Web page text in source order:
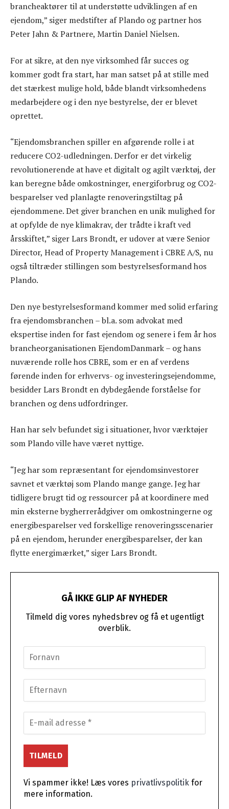
brancheaktører til at understøtte udviklingen af en
ejendom,” siger medstifter af Plando og partner hos
Peter Jahn & Partnere, Martin Daniel Nielsen.
For at sikre, at den nye virksomhed får succes og
kommer godt fra start, har man satset på at stille med
det stærkest mulige hold, både blandt virksomhedens
medarbejdere og i den nye bestyrelse, der er blevet
oprettet.
“Ejendomsbranchen spiller en afgørende rolle i at
reducere CO2-udledningen. Derfor er det virkelig
revolutionerende at have et digitalt og agilt værktøj, der
kan beregne både omkostninger, energiforbrug og CO2-
besparelser ved planlagte renoveringstiltag på
ejendommene. Det giver branchen en unik mulighed for
at opfylde de nye klimakrav, der trådte i kraft ved
årsskiftet,” siger Lars Brondt, er udover at være Senior
Director, Head of Property Management i CBRE A/S, nu
også tiltræder stillingen som bestyrelsesformand hos
Plando.
Den nye bestyrelsesformand kommer med solid erfaring
fra ejendomsbranchen – bl.a. som advokat med
ekspertise inden for fast ejendom og senere i fem år hos
brancheorganisationen EjendomDanmark – og hans
nuværende rolle hos CBRE, som er en af verdens
førende inden for erhvervs- og investeringsejendomme,
besidder Lars Brondt en dybdegående forståelse for
branchen og dens udfordringer.
Han har selv befundet sig i situationer, hvor værktøjer
som Plando ville have været nyttige.
“Jeg har som repræsentant for ejendomsinvestorer
savnet et værktøj som Plando mange gange. Jeg har
tidligere brugt tid og ressourcer på at koordinere med
min eksterne bygherrerådgiver om omkostningerne og
energibesparelser ved forskellige renoveringsscenarier
på en ejendom, herunder energibesparelser, der kan
flytte energimærket,” siger Lars Brondt.
GÅ IKKE GLIP AF NYHEDER
Tilmeld dig vores nyhedsbrev og få et ugentligt
overblik.
Vi spammer ikke! Læs vores privatlivspolitik for
mere information.